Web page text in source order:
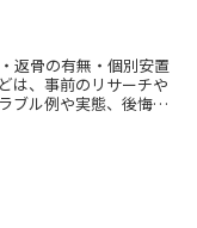
返骨の有無・個別安置
は、事前のリサーチや
ブル例や実態、後悔し